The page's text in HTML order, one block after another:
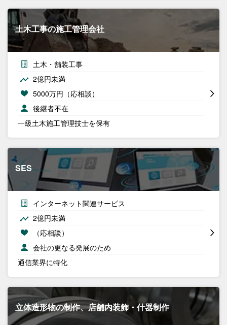
土木工事の施工管理会社
土木・舗装工事
2億円未満
5000万円（応相談）
後継者不在
一級土木施工管理技士を保有
SES
インターネット関連サービス
2億円未満
（応相談）
会社の更なる発展のため
通信業界に特化
立体造形物の制作、店舗内装飾・什器制作